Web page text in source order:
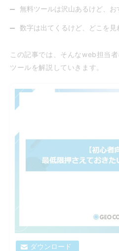
無料ツールは沢山あるけど、
数字は出てくるけど、どこを
この記事では、そんなweb担当
ツールを解説していきます。
ダウンロード